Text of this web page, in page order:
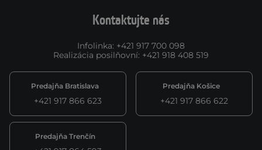
Kontaktujte nás
Infolinka: +421 917 700 098
Realizácia posilňovní: +421 918 408 519
Predajňa Bratislava
+421 917 866 623
Predajňa Košice
+421 917 866 622
Predajňa Trenčín